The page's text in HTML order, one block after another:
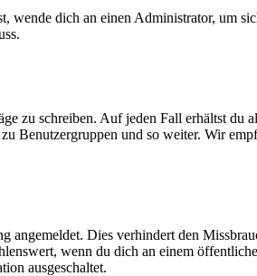
dich an einen Administrator, um
zu schreiben. Auf jeden Fall erhältst du
Benutzergruppen und so weiter. Wir
angemeldet. Dies verhindert den
wenn du dich an einem
ausgeschaltet.